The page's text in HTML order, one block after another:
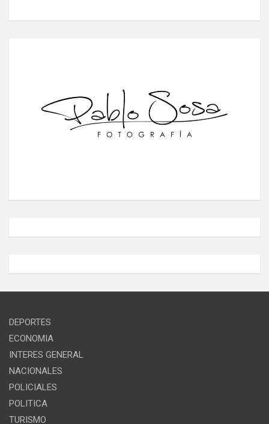
DEPORTES
ECONOMIA
INTERES GENERAL
NACIONALES
POLICIALES
POLITICA
TURISMO